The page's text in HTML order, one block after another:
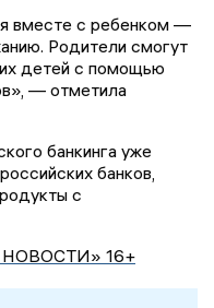
вместе с ребенком —
Родители смогут
детей с помощью
— отметила
банкинга уже
банков,
с
16+